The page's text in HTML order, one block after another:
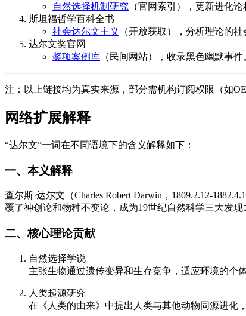
自然选择机制研究 （官网索引），更新进化论
斯坦福哲学百科全书
社会达尔文主义
（开放获取），分析理论的社
达尔文奖官网
奖项案例库 （民间网站），收录黑色幽默事件
注：以上链接均为真实来源，部分需机构订阅权限（如
网络扩展解释
“达尔文”一词在不同语境下的含义解释如下：
一、本义解释
查尔斯·达尔文（Charles Robert Darwin，1809.2.12-
覆了神创论和物种不变论，成为19世纪自然科学三大发现
二、核心理论贡献
自然选择学说
主张生物通过遗传变异和生存竞争，适应环境的个
人类起源研究
在《人类的由来》中提出人类与其他动物同源进化